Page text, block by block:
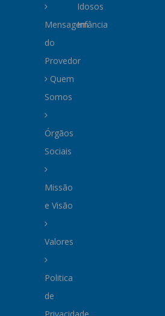
Mensagem
do
Provedor
Quem
Somos
Órgãos
Sociais
Missão
e Visão
Valores
Politica
de
Idosos
Infância